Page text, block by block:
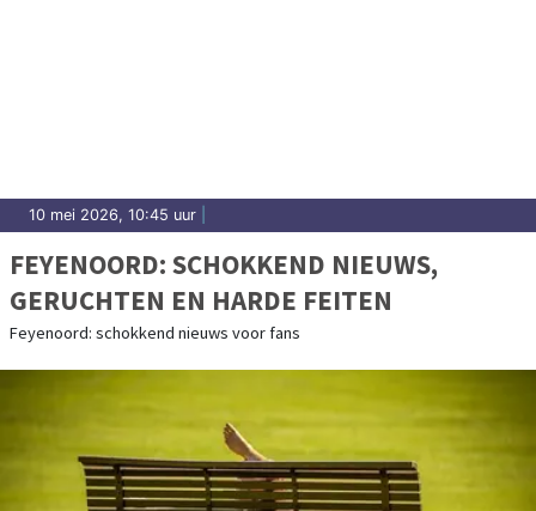
10 mei 2026, 10:45 uur
FEYENOORD: SCHOKKEND NIEUWS,
GERUCHTEN EN HARDE FEITEN
Feyenoord: schokkend nieuws voor fans